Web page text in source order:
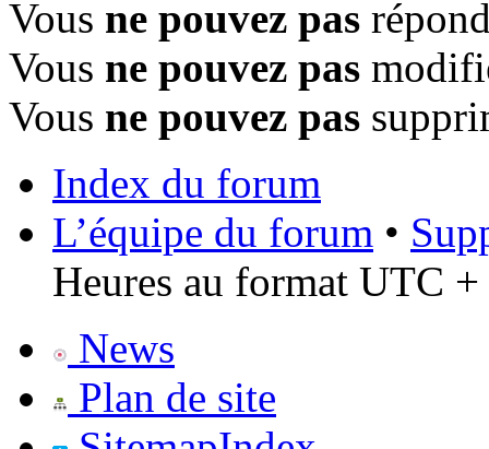
Vous ne pouvez pas
Vous ne pouvez pas
Vous ne pouvez pas
Index du forum
L’équipe du forum •
Heures au format UTC +
News
Plan de site